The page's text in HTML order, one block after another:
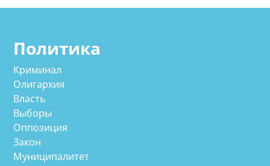
Политика
Криминал
Олигархия
Власть
Выборы
Оппозиция
Закон
Муниципалитет